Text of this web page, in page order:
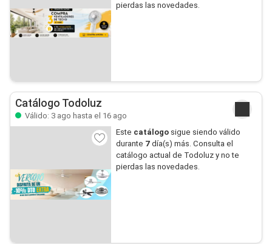
pierdas las novedades.
Catálogo Todoluz
Válido: 3 ago hasta el 16 ago
Este catálogosigue siendo válido
durante 7día(s) más. Consulta el
catálogo actual de Todoluz y no te
pierdas las novedades.